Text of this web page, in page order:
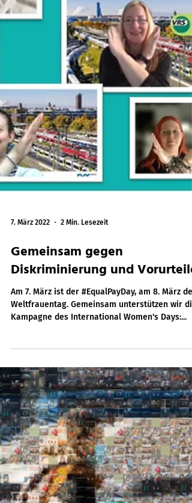
Gemeinsam gegen
Diskriminierung und Vorurteile
Am 7. März ist der #EqualPayDay, am 8. März der
Weltfrauentag. Gemeinsam unterstützen wir die
Kampagne des International Women's Days:...